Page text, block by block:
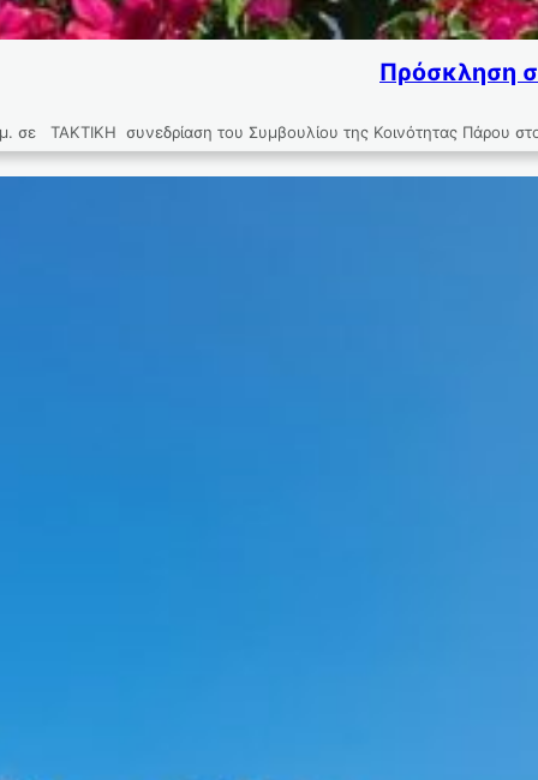
Πρόσκληση
ΤΑΚΤΙΚΗ συνεδρίαση του Συμβουλίου της Κοινότητας Πάρου